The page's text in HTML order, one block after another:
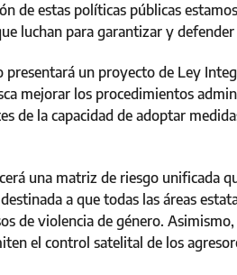
de estas políticas públicas
luchan para garantizar y defender
un proyecto de Ley
mejorar los procedimientos
de la capacidad de adoptar
una matriz de riesgo unificada
a que todas las áreas
de violencia de género.
el control satelital de los